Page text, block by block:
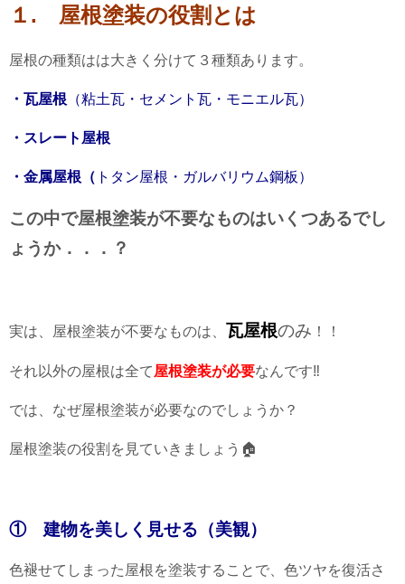
１. 屋根塗装の役割とは
屋根の種類はは大きく分けて３種類あります。
・瓦屋根 （粘土瓦・セメント瓦・モニエル瓦）
・スレート屋根
・金属屋根（ トタン屋根・ガルバリウム鋼板）
この中で屋根塗装が不要なものはいくつあるでし
ょうか．．．？
実は、屋根塗装が不要なものは、 瓦屋根のみ ！！
それ以外の屋根は全て屋根塗装が必要なんです‼
では、なぜ屋根塗装が必要なのでしょうか？
屋根塗装の役割を見ていきましょう🏠
① 建物を美しく見せる（美観）
色褪せてしまった屋根を塗装することで、色ツヤを復活さ